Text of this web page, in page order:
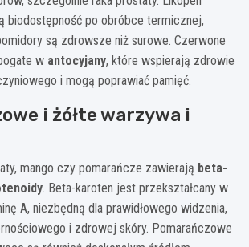
biodostępność po obróbce termicznej,
są zdrowsze niż surowe. Czerwone
w antocyjany, które wspierają zdrowie
i mogą poprawiać pamięć.
i żółte warzywa i
mango czy pomarańcze zawierają beta-
. Beta-karoten jest przekształcany w
A, niezbędną dla prawidłowego widzenia,
i zdrowej skóry. Pomarańczowe